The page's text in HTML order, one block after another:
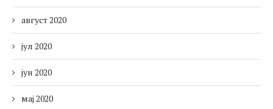
август 2020
јул 2020
јун 2020
мај 2020